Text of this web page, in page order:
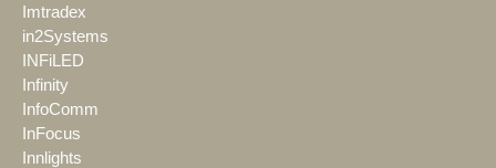
Imtradex
in2Systems
INFiLED
Infinity
InfoComm
InFocus
Innlights